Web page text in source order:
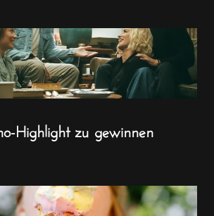
Highlight zu gewinnen